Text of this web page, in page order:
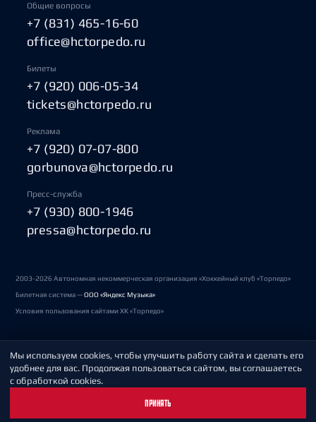
Общие вопросы
+7 (831) 465-16-60
office@hctorpedo.ru
Билеты
+7 (920) 006-05-34
tickets@hctorpedo.ru
Реклама
+7 (920) 07-07-800
gorbunova@hctorpedo.ru
Пресс-служба
+7 (930) 800-1946
pressa@hctorpedo.ru
2003-2026 Автономная некоммерческая организация «Хоккейный клуб «Торпедо»
Билетная система —ООО «Яндекс Музыка»
Условия пользования сайтами ХК «Торпедо»
Политика обработки персональных данных
Пользовательское соглашение
Мы используем cookies, чтобы улучшить работу сайта и сделать его
удобнее для вас. Продолжая пользоваться сайтом, вы соглашаетесь
с обработкой cookies.
ПРИНЯТЬ